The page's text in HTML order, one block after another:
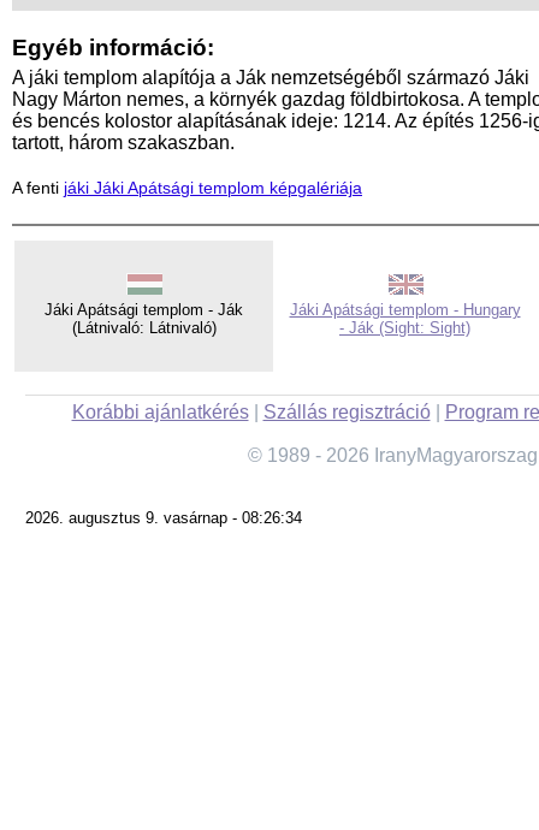
Egyéb információ:
A jáki templom alapítója a Ják nemzetségéből származó Jáki
Nagy Márton nemes, a környék gazdag földbirtokosa. A
és bencés kolostor alapításának ideje: 1214. Az építés 1256-
tartott, három szakaszban.
A fenti jáki Jáki Apátsági templom képgalériája
Jáki Apátsági templom - Ják
(Látnivaló: Látnivaló)
Jáki Apátsági templom - Hungary
- Ják (Sight: Sight)
Korábbi ajánlatkérés| Szállás regisztráció| Program
© 1989 - 2026
2026. augusztus 9. vasárnap - 08:26:34